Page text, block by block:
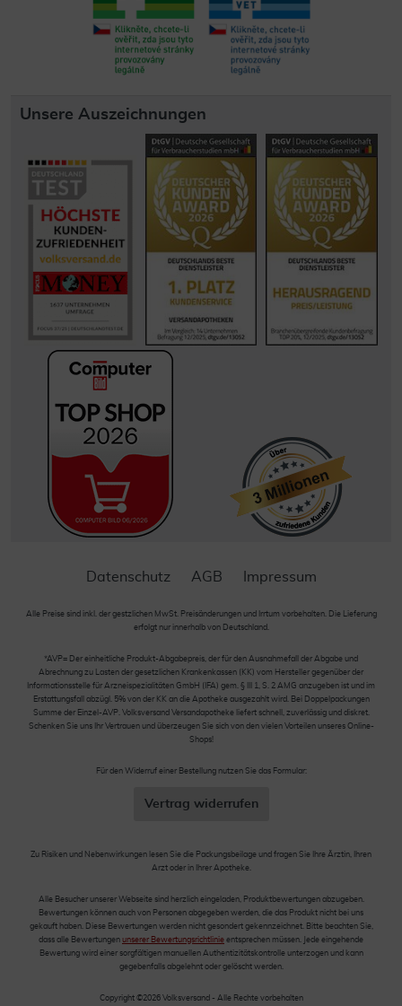
Unsere Auszeichnungen
Datenschutz AGB Impressum
Alle Preise sind inkl. der gestzlichen MwSt. Preisänderungen und Irrtum vorbehalten. Die Lieferung
erfolgt nur innerhalb von Deutschland.
*AVP= Der einheitliche Produkt-Abgabepreis, der für den Ausnahmefall der Abgabe und
Abrechnung zu Lasten der gesetzlichen Krankenkassen (KK) vom Hersteller gegenüber der
Informationsstelle für Arzneispezialitäten GmbH (IFA) gem. § III 1, S. 2 AMG anzugeben ist und im
Erstattungsfall abzügl. 5% von der KK an die Apotheke ausgezahlt wird. Bei Doppelpackungen
Summe der Einzel-AVP. Volksversand Versandapotheke liefert schnell, zuverlässig und diskret.
Schenken Sie uns Ihr Vertrauen und überzeugen Sie sich von den vielen Vorteilen unseres Online-
Shops!
Für den Widerruf einer Bestellung nutzen Sie das Formular:
Vertrag widerrufen
Zu Risiken und Nebenwirkungen lesen Sie die Packungsbeilage und fragen Sie Ihre Ärztin, Ihren
Arzt oder in Ihrer Apotheke.
Alle Besucher unserer Webseite sind herzlich eingeladen, Produktbewertungen abzugeben.
Bewertungen können auch von Personen abgegeben werden, die das Produkt nicht bei uns
gekauft haben. Diese Bewertungen werden nicht gesondert gekennzeichnet. Bitte beachten Sie,
dass alle Bewertungen unserer Bewertungsrichtlinie entsprechen müssen. Jede eingehende
Bewertung wird einer sorgfältigen manuellen Authentizitätskontrolle unterzogen und kann
gegebenfalls abgelehnt oder gelöscht werden.
Copyright ©2026 Volksversand - Alle Rechte vorbehalten